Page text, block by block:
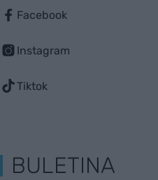
Facebook
Instagram
Tiktok
BULETINA